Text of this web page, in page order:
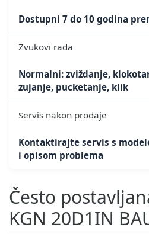
Dostupni 7 do 10 godina
Zvukovi rada
Normalni: zviždanje,
zujanje, pucketanje, klik
Servis nakon prodaje
Kontaktirajte servis s
i opisom problema
Često
KGN 20D1IN